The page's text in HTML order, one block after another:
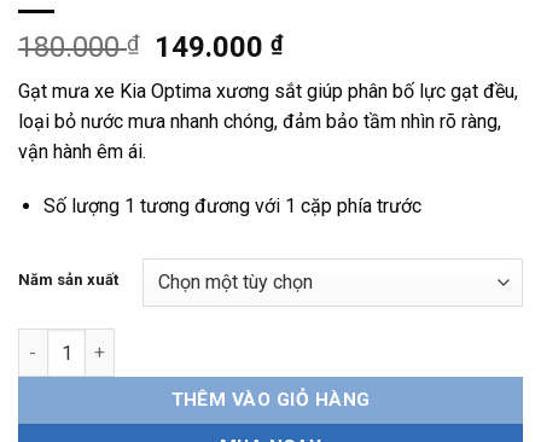
180.000₫
Giá
gốc
là:
180.000 ₫.
149.000₫Giá
hiện
tại
là:
Gạt mưa xe Kia Optima xương sắt giúp phân bố lực gạt đều,
loại bỏ nước mưa nhanh chóng, đảm bảo tầm nhìn rõ ràng,
vận hành êm ái.
Số lượng 1 tương đương với 1 cặp phía trước
Năm sản xuất
Gạt mưa xe Kia Optima xương sắt, bền bỉ, dễ lắp đặt số lượng
THÊM VÀO GIỎ HÀNG